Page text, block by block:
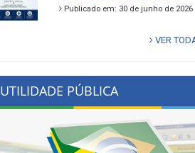
Publicado em: 30 de junho de 2026
VER
UTILIDADE PÚBLICA